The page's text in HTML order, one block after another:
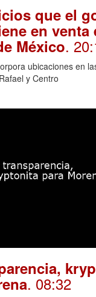
que el
en venta
México.
ubicaciones en
y Centro
. 08:32